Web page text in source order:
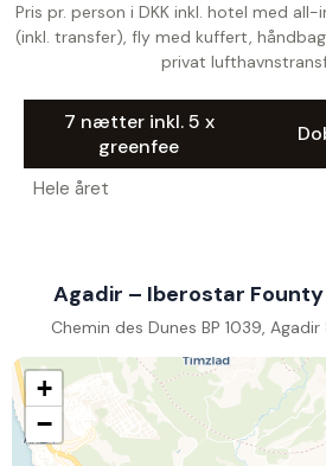
Pris pr. person i DKK inkl. hotel med
(inkl. transfer), fly med kuffert,
privat
7 nætter inkl. 5 x
greenfee
Hele året
Agadir – Iberostar
Chemin des Dunes BP 1039,
+
−